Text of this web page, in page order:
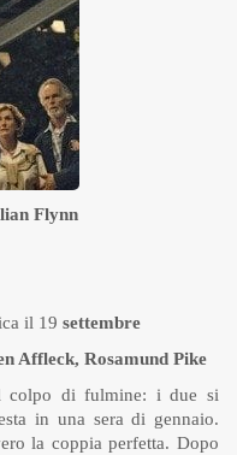
Flynn
il 19 settembre
Affleck, Rosamund Pike
colpo di fulmine: i due si
in una sera di gennaio.
la coppia perfetta. Dopo